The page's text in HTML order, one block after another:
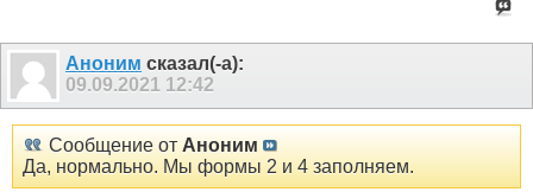
Аноним сказал(-а):
09.09.2021 12:42
Сообщение от Аноним
Да, нормально. Мы формы 2 и 4 заполняем.